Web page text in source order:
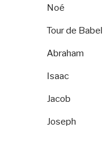
Noé
Tour de Babel
Abraham
Isaac
Jacob
Joseph